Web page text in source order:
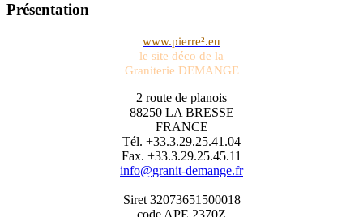
Présentation
www.pierre².eu
le site déco de la
Graniterie DEMANGE
2 route de planois
88250 LA BRESSE
FRANCE
Tél. +33.3.29.25.41.04
Fax. +33.3.29.25.45.11
info@granit-demange.fr
Siret 32073651500018
code APE 2370Z